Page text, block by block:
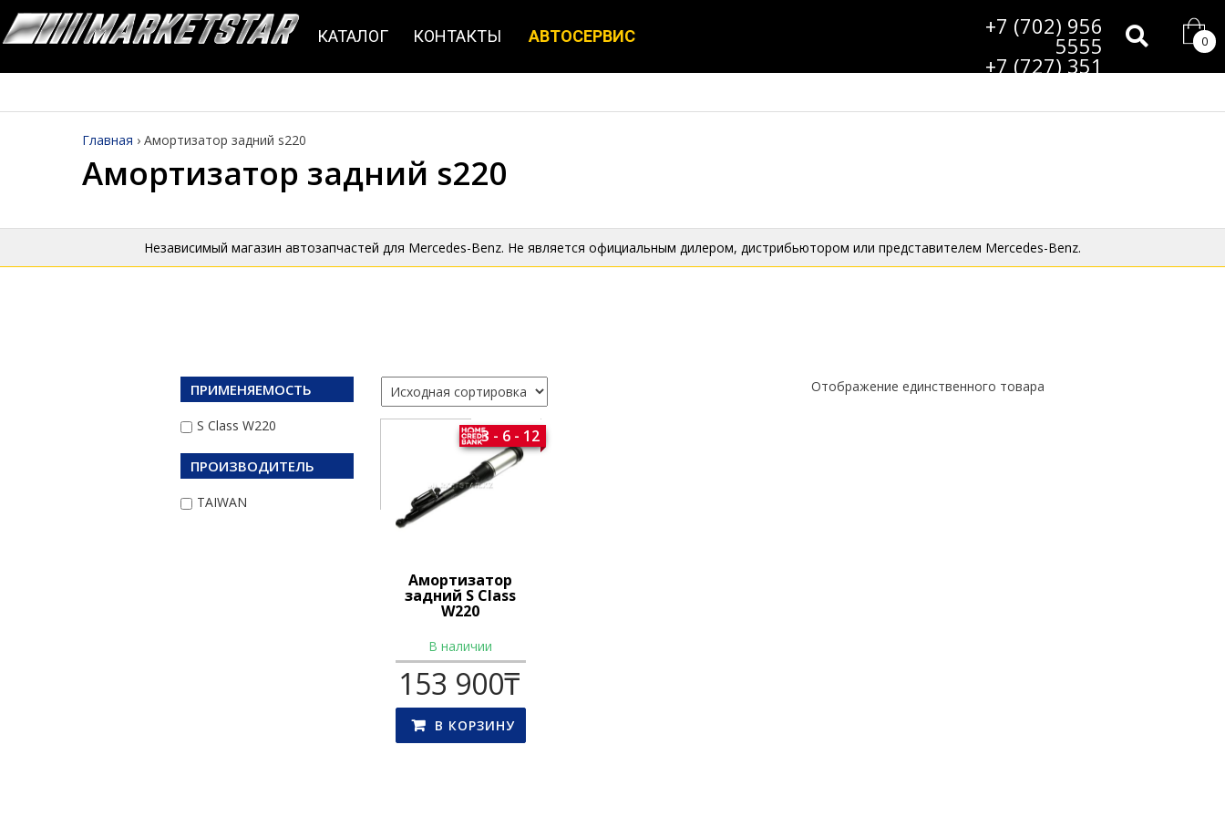
КАТАЛОГ КОНТАКТЫ АВТОСЕРВИС +7 (702) 956
5555
+7 (727) 351
Главная › Амортизатор задний s220
Амортизатор задний s220
Независимый магазин автозапчастей для Mercedes-Benz. Не является официальным дилером, дистрибьютором или представителем Mercedes-Benz.
ПРИМЕНЯЕМОСТЬ
S Class W220
ПРОИЗВОДИТЕЛЬ
TAIWAN
Отображение единственного товара
Амортизатор
задний S Class
W220
3 - 6 - 12
В наличии
153 900₸
В КОРЗИНУ
0